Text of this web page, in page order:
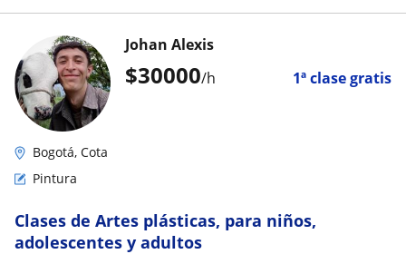
$30000/h 1ª clase gratis
Johan Alexis
Bogotá, Cota
Pintura
Clases de Artes plásticas, para niños,
adolescentes y adultos